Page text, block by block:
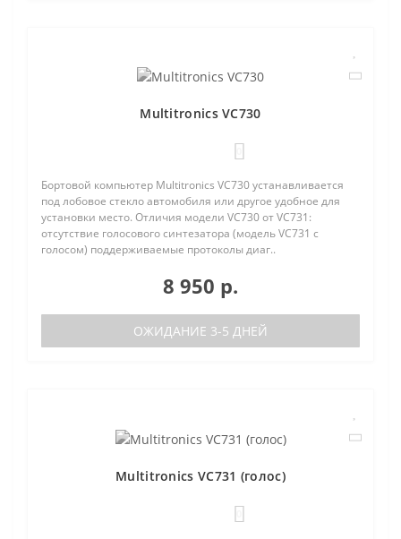
Multitronics VC730
Бортовой компьютер Multitronics VC730 устанавливается
под лобовое стекло автомобиля или другое удобное для
установки место. Отличия модели VC730 от VC731:
отсутствие голосового синтезатора (модель VC731 с
голосом) поддерживаемые протоколы диаг..
8 950 р.
ОЖИДАНИЕ 3-5 ДНЕЙ
Multitronics VC731 (голос)